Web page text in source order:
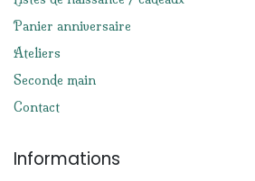
Panier anniversaire
Ateliers
Seconde main
Contact
Informations